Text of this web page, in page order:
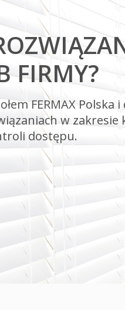
FIRMY?
FERMAX Polska
w zakresie
dostępu.